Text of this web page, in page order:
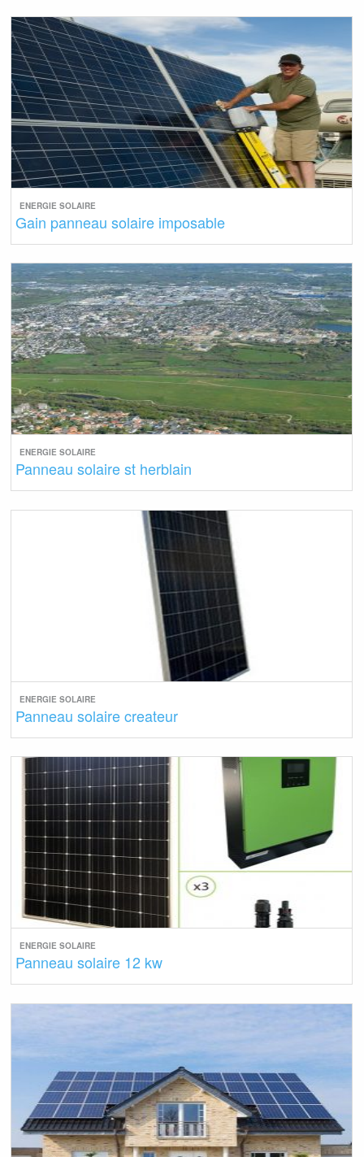
ENERGIE SOLAIRE
Gain panneau solaire imposable
ENERGIE SOLAIRE
Panneau solaire st herblain
ENERGIE SOLAIRE
Panneau solaire createur
ENERGIE SOLAIRE
Panneau solaire 12 kw